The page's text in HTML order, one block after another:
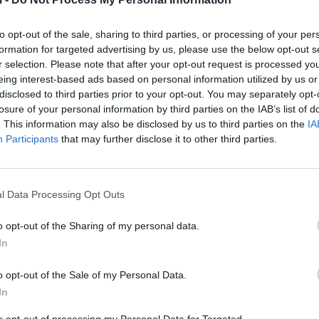
opt-out of the sale, sharing to third parties, or processing of your
for targeted advertising by us, please use the below opt-out
selection. Please note that after your opt-out request is processed
interest-based ads based on personal information utilized by us
to third parties prior to your opt-out. You may separately
of your personal information by third parties on the IAB’s list of
This information may also be disclosed by us to third parties on the
Participants that may further disclose it to other third parties.
Data Processing Opt Outs
opt-out of the Sharing of my personal data.
opt-out of the Sale of my Personal Data.
kthjellimesh dhe vranësira. Në zonat malore të
e më pas kthen nga verilindja me shpejtësi
s.